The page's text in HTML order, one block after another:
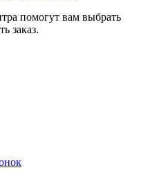
помогут вам выбрать
заказ.